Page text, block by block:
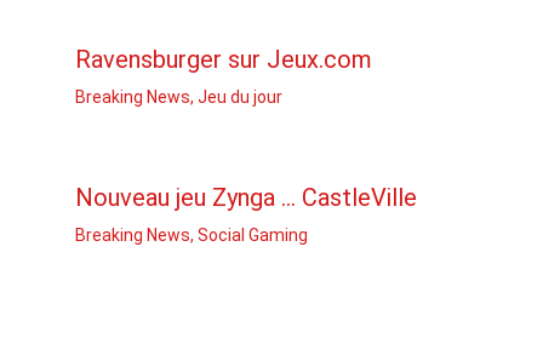
Ravensburger sur Jeux.com
Breaking News, Jeu du jour
Nouveau jeu Zynga … CastleVille
Breaking News, Social Gaming